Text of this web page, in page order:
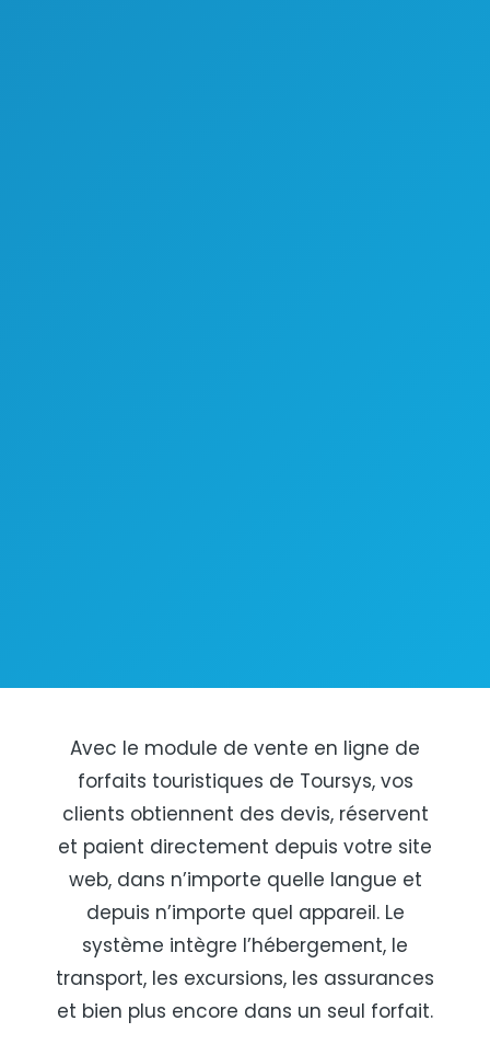
Avec le module de vente en ligne de
forfaits touristiques de Toursys, vos
clients obtiennent des devis, réservent
et paient directement depuis votre site
web, dans n’importe quelle langue et
depuis n’importe quel appareil. Le
système intègre l’hébergement, le
transport, les excursions, les assurances
et bien plus encore dans un seul forfait.